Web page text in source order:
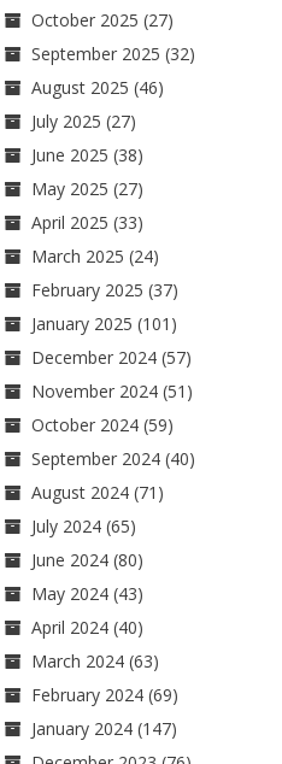
October 2025 (27)
September 2025 (32)
August 2025 (46)
July 2025 (27)
June 2025 (38)
May 2025 (27)
April 2025 (33)
March 2025 (24)
February 2025 (37)
January 2025 (101)
December 2024(57)
November 2024(51)
October 2024(59)
September 2024(40)
August 2024(71)
July 2024(65)
June 2024(80)
May 2024(43)
April 2024(40)
March 2024(63)
February 2024(69)
January 2024(147)